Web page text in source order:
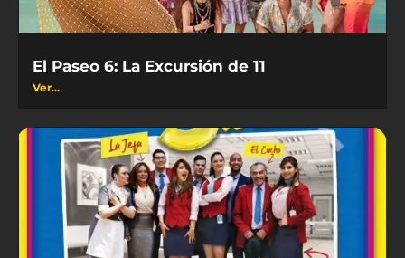
El Paseo 6: La Excursión de 11
Ver...